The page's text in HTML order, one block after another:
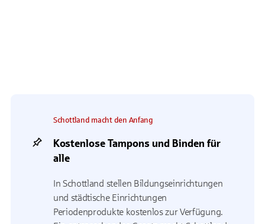
Schottland macht den Anfang
Kostenlose Tampons und Binden für
alle
In Schottland stellen Bildungseinrichtungen
und städtische Einrichtungen
Periodenprodukte kostenlos zur Verfügung.